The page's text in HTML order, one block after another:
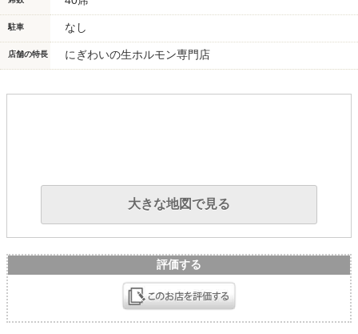
駐車 なし
店舗の特長 にぎわいの生ホルモン専門店
大きな地図で見る
評価する